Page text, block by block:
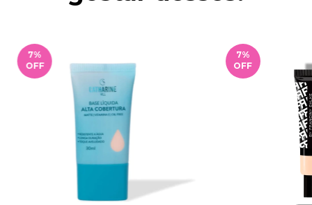
7%
OFF
7%
OFF